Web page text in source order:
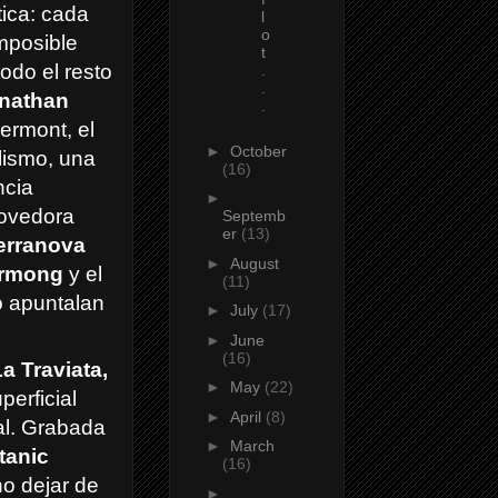
cada
el resto
el
una
y el
apuntalan
Traviata,
Grabada
dejar de
l
o
t
.
.
.
► October
(16)
►
Septemb
er (13)
► August
(11)
► July (17)
► June
(16)
► May (22)
► April (8)
► March
(16)
►